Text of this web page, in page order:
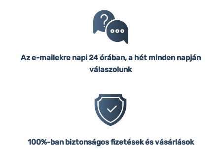
Az e-mailekre napi 24 órában, a hét minden napján
válaszolunk
100%-ban biztonságos fizetések és vásárlások